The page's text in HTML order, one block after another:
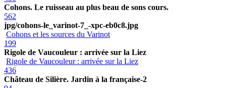
Cohons. Le ruisseau au plus beau de sons cours.
562
jpg/cohons-le_varinot-7_-xpc-eb0c8.jpg
Cohons et les sources du Varinot
199
Rigole de Vaucouleur : arrivée sur la Liez
Rigole de Vaucouleur : arrivée sur la Liez
436
Château de Silière. Jardin à la française-2